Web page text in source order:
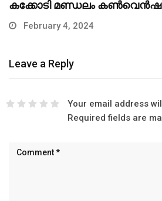
കക്കോടി മണ്ഡലം
February 4, 2024
Leave a Reply
Your email address
Required fields are